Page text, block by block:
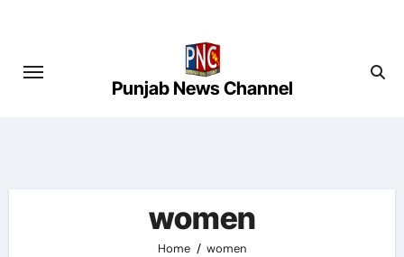
content
Punjab News Channel
women
Home women